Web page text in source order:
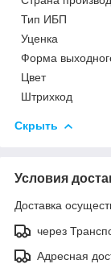
Тип ИБП
Уценка
Форма
Цвет
Штрихкод
Скрыть
Условия
Доставка
через
Адресная